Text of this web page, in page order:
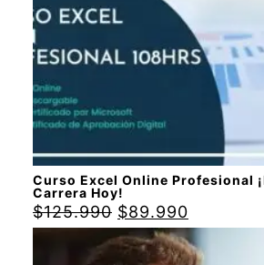
Curso Excel Online Profesional
Carrera Hoy!
$125.990 $89.990